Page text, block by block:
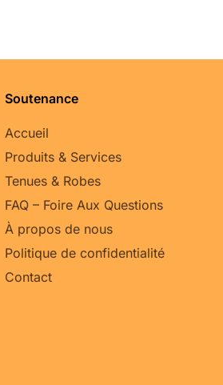
Soutenance
Accueil
Produits & Services
Tenues & Robes
FAQ – Foire Aux Questions
À propos de nous
Politique de confidentialité
Contact